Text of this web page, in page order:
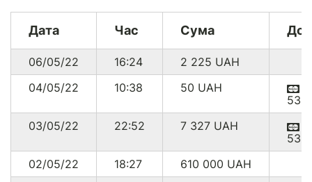
Дата Час Сума
06/05/22 16:24 2 225 UAH
04/05/22
10:38 50 UAH
03/05/22
22:52 7 327 UAH
02/05/22
18:27 610 000 UAH